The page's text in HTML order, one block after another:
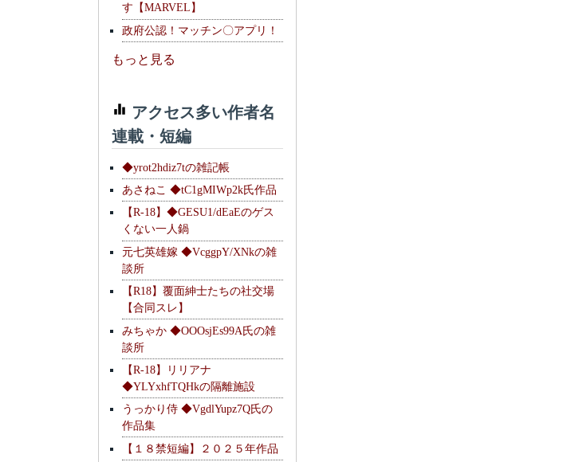
す【MARVEL】
政府公認！マッチン〇アプリ！
もっと見る
アクセス多い作者名
連載・短編
◆yrot2hdiz7tの雑記帳
あさねこ ◆tC1gMIWp2k氏作品
【R-18】◆GESU1/dEaEのゲス
くない一人鍋
元七英雄嫁 ◆VcggpY/XNkの雑
談所
【R18】覆面紳士たちの社交場
【合同スレ】
みちゃか ◆OOOsjEs99A氏の雑
談所
【R-18】リリアナ
◆YLYxhfTQHkの隔離施設
うっかり侍 ◆VgdlYupz7Q氏の
作品集
【１８禁短編】２０２５年作品